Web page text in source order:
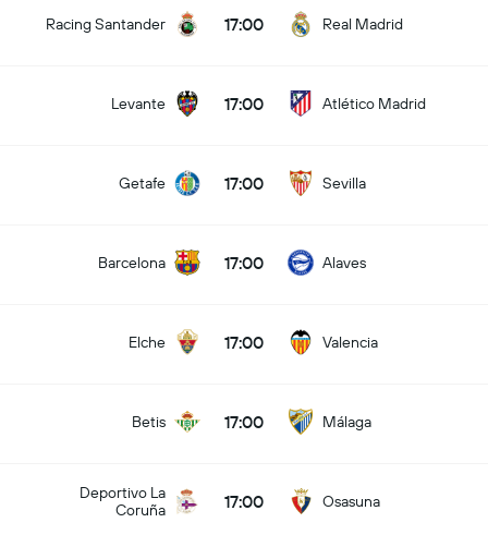
Racing Santander 17:00 Real Madrid
Levante 17:00 Atlético Madrid
Getafe 17:00 Sevilla
Barcelona 17:00 Alaves
Elche 17:00 Valencia
Betis 17:00 Málaga
Deportivo La
Coruña
17:00 Osasuna